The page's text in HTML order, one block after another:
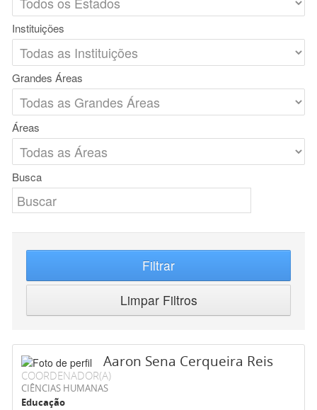
Instituições
Grandes Áreas
Áreas
Busca
Filtrar
Limpar Filtros
Aaron Sena Cerqueira Reis
COORDENADOR(A)
CIÊNCIAS HUMANAS
Educação